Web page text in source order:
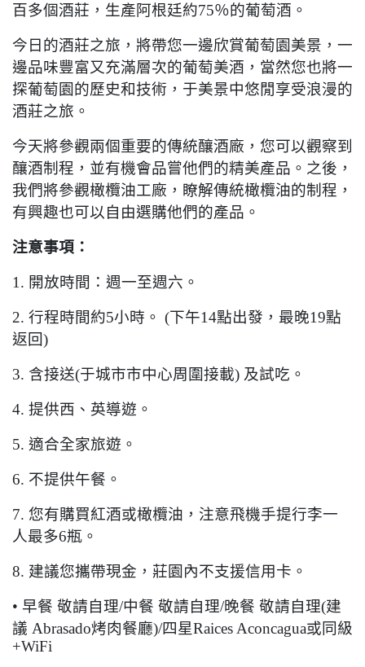
百多個酒莊，生產阿根廷約75％的葡萄酒。
今日的酒莊之旅，將帶您一邊欣賞葡萄園美景，一
邊品味豐富又充滿層次的葡萄美酒，當然您也將一
探葡萄園的歷史和技術，于美景中悠閒享受浪漫的
酒莊之旅。
今天將參觀兩個重要的傳統釀酒廠，您可以觀察到
釀酒制程，並有機會品嘗他們的精美產品。之後，
我們將參觀橄欖油工廠，瞭解傳統橄欖油的制程，
有興趣也可以自由選購他們的產品。
注意事項：
1. 開放時間：週一至週六。
2. 行程時間約5小時。 (下午14點出發，最晚19點
返回)
3. 含接送(于城市市中心周圍接載) 及試吃。
4. 提供西、英導遊。
5. 適合全家旅遊。
6. 不提供午餐。
7. 您有購買紅酒或橄欖油，注意飛機手提行李一
人最多6瓶。
8. 建議您攜帶現金，莊園內不支援信用卡。
• 早餐 敬請自理/中餐 敬請自理/晚餐 敬請自理(建
議 Abrasado烤肉餐廳)/四星Raices Aconcagua或同級
+WiFi